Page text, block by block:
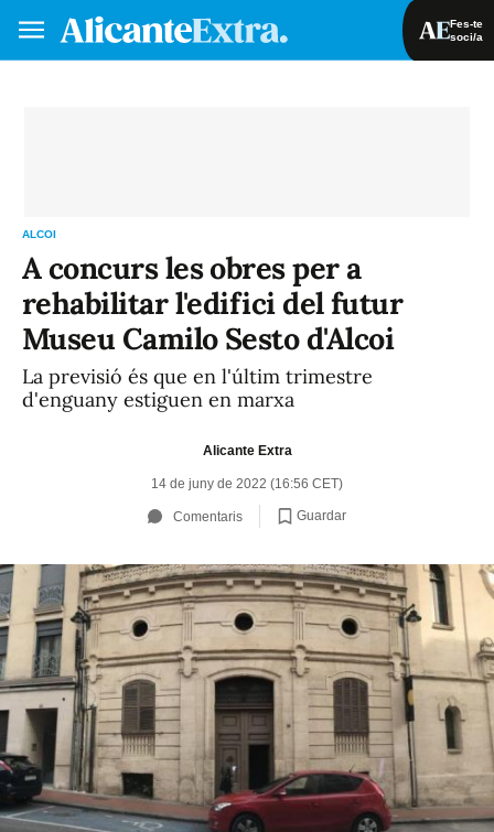
Fes-te
soci/a
ALCOI
A concurs les obres per a
rehabilitar l'edifici del futur
Museu Camilo Sesto d'Alcoi
La previsió és que en l'últim trimestre
d'enguany estiguen en marxa
Alicante Extra
14 de juny de 2022 (16:56 CET)
Comentaris Guardar